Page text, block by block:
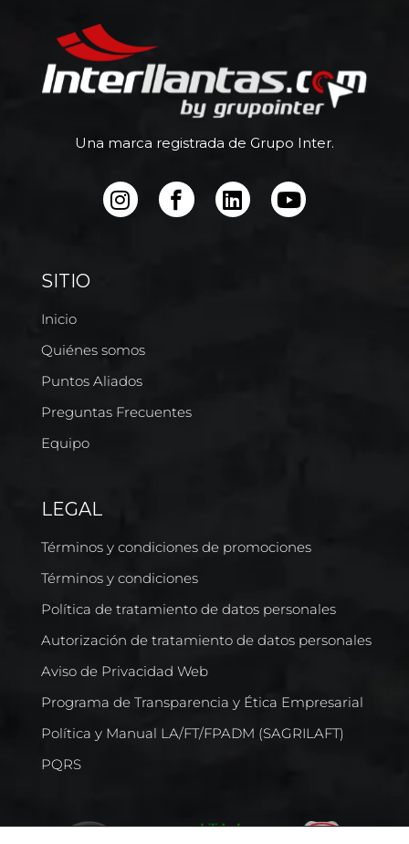
Una marca registrada de Grupo Inter.
SITIO
Inicio
Quiénes somos
Puntos Aliados
Preguntas Frecuentes
Equipo
LEGAL
Términos y condiciones de promociones
Términos y condiciones
Política de tratamiento de datos personales
Autorización de tratamiento de datos personales
Aviso de Privacidad Web
Programa de Transparencia y Ética Empresarial
Política y Manual LA/FT/FPADM (SAGRILAFT)
PQRS